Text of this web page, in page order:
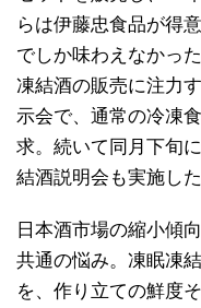
らは伊藤忠食品が得
でしか味わえなかっ
凍結酒の販売に注力
示会で、通常の冷凍
求。続いて同月下旬
結酒説明会も実施した
日本酒市場の縮小傾
共通の悩み。凍眠凍
を、作り立ての鮮度